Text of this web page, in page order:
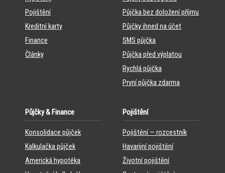
Pojištění
Kreditní karty
Finance
Články
Půjčka bez doložení příjmu
Půjčky ihned na účet
SMS půjčka
Půjčka před výplatou
Rychlá půjčka
První půjčka zdarma
Půjčky & Finance
Konsolidace půjček
Kalkulačka půjček
Americká hypotéka
Pojištění
Pojištění — rozcestník
Havarijní pojištění
Životní pojištění